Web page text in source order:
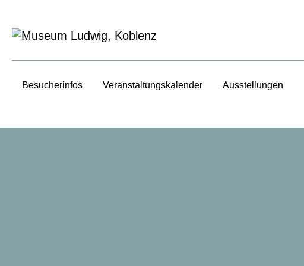
Besucherinfos Veranstaltungs­kalender Ausstellungen